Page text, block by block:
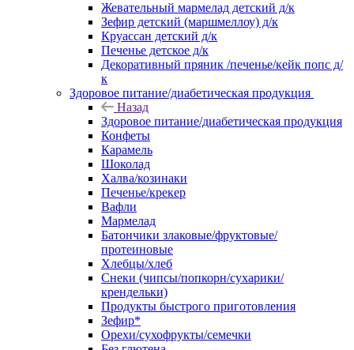
Жевательный мармелад детский д/к
Зефир детский (маршмеллоу) д/к
Круассан детский д/к
Печенье детское д/к
Декоративный пряник /печенье/кейк попс д/
к
Здоровое питание/диабетическая продукция
Назад
Здоровое питание/диабетическая продукция
Конфеты
Карамель
Шоколад
Халва/козинаки
Печенье/крекер
Вафли
Мармелад
Батончики злаковые/фруктовые/
протеиновые
Хлебцы/хлеб
Снеки (чипсы/попкорн/сухарики/
крендельки)
Продукты быстрого приготовления
Зефир*
Орехи/сухофрукты/семечки